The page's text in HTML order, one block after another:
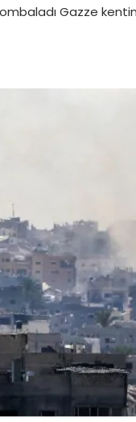
Gazze